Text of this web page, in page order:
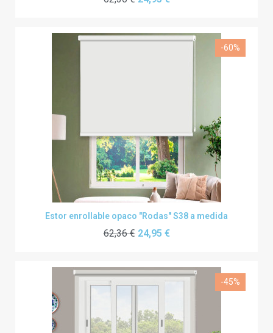
-60%
Estor enrollable opaco "Rodas" S38 a medida
62,36 € 24,95 €
-45%